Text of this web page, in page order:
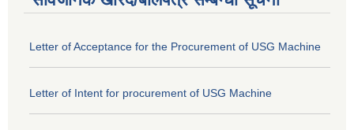
Letter of Acceptance for the Procurement of USG Machine
Letter of Intent for procurement of USG Machine